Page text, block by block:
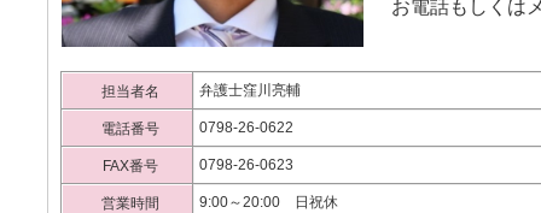
お電話もしくは
担当者名 弁護士窪川亮輔
電話番号 0798-26-0622
FAX番号 0798-26-0623
営業時間 9:00～20:00 日祝休